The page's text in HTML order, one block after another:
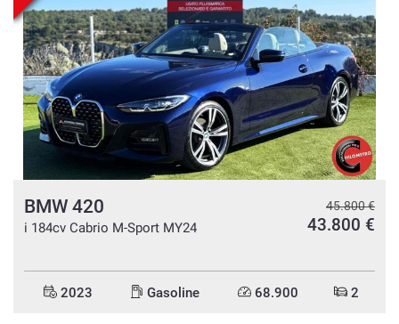
BMW 420
i 184cv Cabrio M-Sport MY24
45.800 €
43.800 €
2023 Gasoline 68.900 2